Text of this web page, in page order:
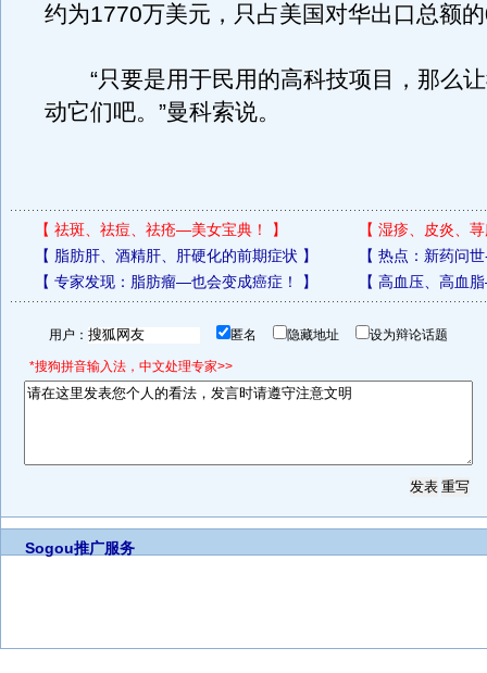
约为1770万美元，只占美国对华出口总额
“只要是用于民用的高科技项目，那么让
动它们吧。”曼科索说。
【 祛斑、祛痘、祛疮—美女宝典！ 】 【 湿疹、皮炎、
【 脂肪肝、酒精肝、肝硬化的前期症状 】 【 热点：新药问
【 专家发现：脂肪瘤—也会变成癌症！ 】 【 高血压、高血
用户： 匿名 隐藏地址 设为辩论话题
*搜狗拼音输入法，中文处理专家>>
Sogou推广服务